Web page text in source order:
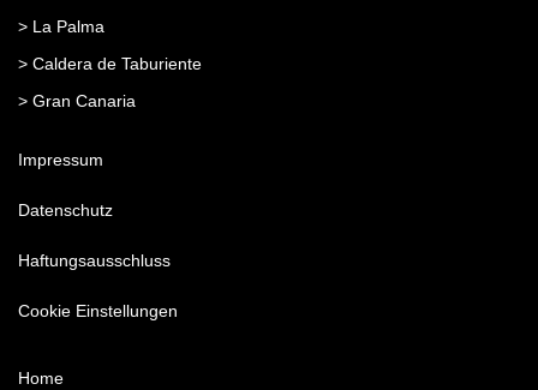
> La Palma
> Caldera de Taburiente
> Gran Canaria
Impressum
Datenschutz
Haftungsausschluss
Cookie Einstellungen
Home